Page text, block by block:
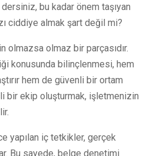
bu kadar önem taşıyan
ciddiye almak şart değil mi?
olmazsa olmaz bir parçasıdır.
konusunda bilinçlenmesi, hem
hem de güvenli bir ortam
bir ekip oluşturmak, işletmenizin
yapılan iç tetkikler, gerçek
Bu sayede, belge denetimi